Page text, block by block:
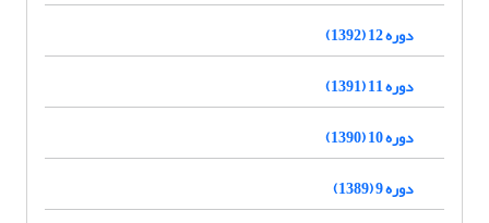
دوره 12 (1392)
دوره 11 (1391)
دوره 10 (1390)
دوره 9 (1389)